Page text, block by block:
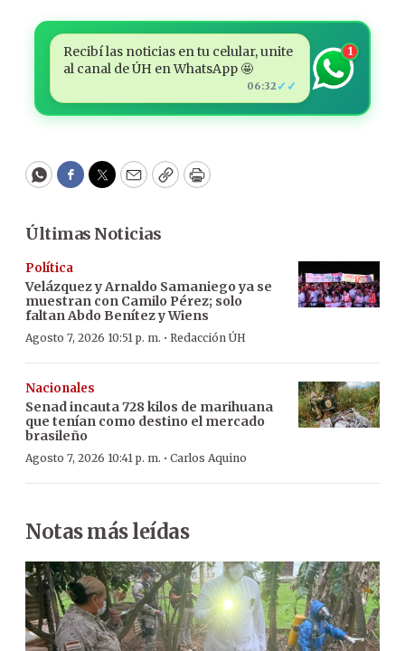
Recibí las noticias en tu celular, unite
al canal de ÚH en WhatsApp 🤩
06:32 ✓✓
1
WhatsApp
Facebook
Twitter
EmailCopyPrint
Últimas Noticias
Política
Velázquez y Arnaldo Samaniego ya se
muestran con Camilo Pérez; solo
faltan Abdo Benítez y Wiens
Agosto 7, 2026 10:51 p. m. · Redacción ÚH
Nacionales
Senad incauta 728 kilos de marihuana
que tenían como destino el mercado
brasileño
Agosto 7, 2026 10:41 p. m. · Carlos Aquino
Notas más leídas